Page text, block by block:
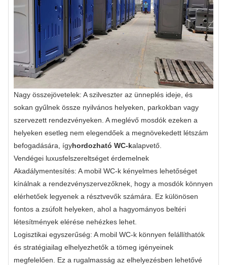
Nagy összejövetelek: A szilveszter az ünneplés ideje, és
sokan gyűlnek össze nyilvános helyeken, parkokban vagy
szervezett rendezvényeken. A meglévő mosdók ezeken a
helyeken esetleg nem elegendőek a megnövekedett létszám
befogadására, ígyhordozható WC-kalapvető.
Vendégei luxusfelszereltséget érdemelnek
Akadálymentesítés: A mobil WC-k kényelmes lehetőséget
kínálnak a rendezvényszervezőknek, hogy a mosdók könnyen
elérhetőek legyenek a résztvevők számára. Ez különösen
fontos a zsúfolt helyeken, ahol a hagyományos beltéri
létesítmények elérése nehézkes lehet.
Logisztikai egyszerűség: A mobil WC-k könnyen felállíthatók
és stratégiailag elhelyezhetők a tömeg igényeinek
megfelelően. Ez a rugalmasság az elhelyezésben lehetővé